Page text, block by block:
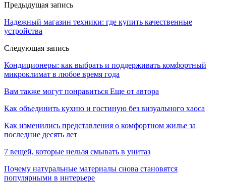
Предыдущая запись
Надежный магазин техники: где купить качественные
устройства
Следующая запись
Кондиционеры: как выбрать и поддерживать комфортный
микроклимат в любое время года
Вам также могут понравиться Еще от автора
Как объединить кухню и гостиную без визуального хаоса
Как изменились представления о комфортном жилье за
последние десять лет
7 вещей, которые нельзя смывать в унитаз
Почему натуральные материалы снова становятся
популярными в интерьере